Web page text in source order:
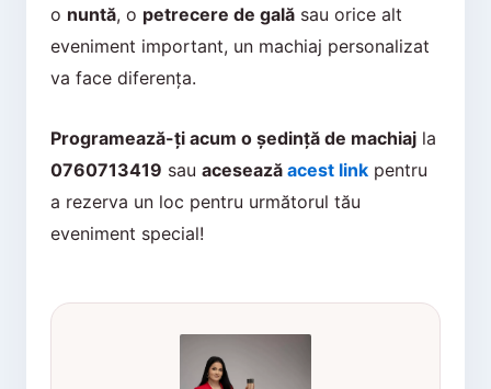
o nuntă, o petrecere de galăsau orice alt
eveniment important, un machiaj personalizat
va face diferența.
Programează-ți acum o ședință de machiajla
0760713419 sau acesează acest linkpentru
a rezerva un loc pentru următorul tău
eveniment special!